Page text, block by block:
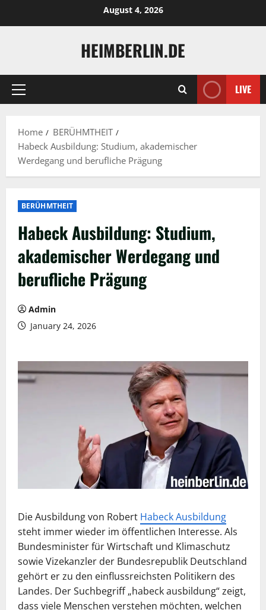
August 4, 2026
HEIMBERLIN.DE
Primary
LIVE
Home
BERÜHMTHEIT
Habeck Ausbildung: Studium, akademischer
Werdegang und berufliche Prägung
BERÜHMTHEIT
Habeck Ausbildung: Studium,
akademischer Werdegang und
berufliche Prägung
Admin
January 24, 2026
Die Ausbildung von Robert Habeck Ausbildung
steht immer wieder im öffentlichen Interesse. Als
Bundesminister für Wirtschaft und Klimaschutz
sowie Vizekanzler der Bundesrepublik Deutschland
gehört er zu den einflussreichsten Politikern des
Landes. Der Suchbegriff „habeck ausbildung“ zeigt,
dass viele Menschen verstehen möchten, welchen